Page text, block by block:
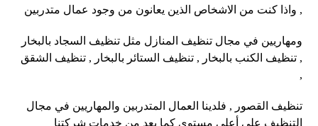
, واذا كنت من الاشخاص الذين يعانون من وجود عمال متدربين
ومهاريين في مجال تنظيف المنازل مثل تنظيف السجاد بالبخار
, تنظيف الكنب بالبخار , تنظيف الستائر بالبخار , تنظيف الشقق
,
تنظيف القصور , فلدينا العمال المتدربين والمهاريين في مجال
التنظيف علي أعلي مستوي كما يعد من خدمات شركتنا